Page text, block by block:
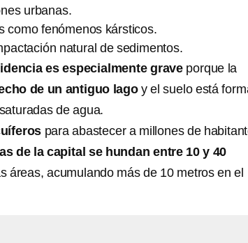
urbanas.
como fenómenos kársticos.
natural de sedimentos.
es especialmente grave porque la
de un antiguo lagoy el suelo está
de agua.
para abastecer a millones de
de la capital se hundan entre 10 y 40
áreas, acumulando más de 10 metros en el